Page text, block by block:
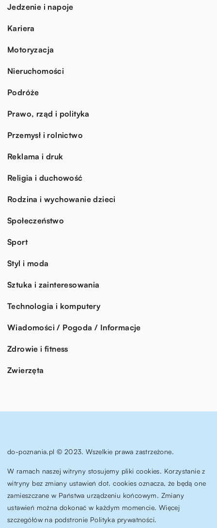
Jedzenie i napoje
Kariera
Motoryzacja
Nieruchomości
Podróże
Prawo, rząd i polityka
Przemysł i rolnictwo
Reklama i druk
Religia i duchowość
Rodzina i wychowanie dzieci
Społeczeństwo
Sport
Styl i moda
Sztuka i zainteresowania
Technologia i komputery
Wiadomości / Pogoda / Informacje
Zdrowie i fitness
Zwierzęta
do-poznania.pl © 2023. Wszelkie prawa zastrzeżone.
W ramach naszej witryny stosujemy pliki cookies. Korzystanie z
witryny bez zmiany ustawień dot. cookies oznacza, że będą one
zamieszczane w Państwa urządzeniu końcowym. Zmiany
ustawień można dokonać w każdym momencie. Więcej
szczegółów na podstronie Polityka prywatności.